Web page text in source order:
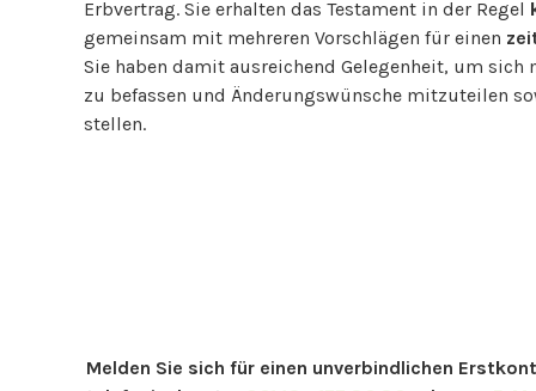
Erbvertrag. Sie erhalten das Testament in der Regel
gemeinsam mit mehreren Vorschlägen für einen
Sie haben damit ausreichend Gelegenheit, um sich
zu befassen und Änderungswünsche mitzuteilen
stellen.
Melden Sie sich für einen unverbindlichen